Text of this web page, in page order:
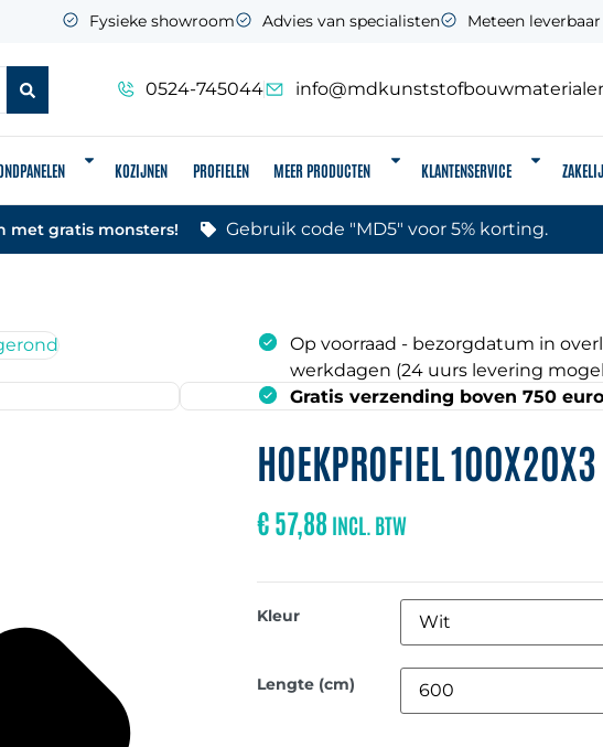
Fysieke showroom Advies van specialisten Meteen leverbaar
0524-745044
KOZIJNEN PROFIELEN MEER PRODUCTEN KLANTENSERVICE
met gratis monsters! Gebruik code "MD5" voor 5% korting.
Op voorraad - bezorgdatum in
werkdagen (24 uurs levering
Gratis verzending boven 750 euro
HOEKPROFIEL
€57,88 INCL. BTW
Kleur
Lengte (cm)